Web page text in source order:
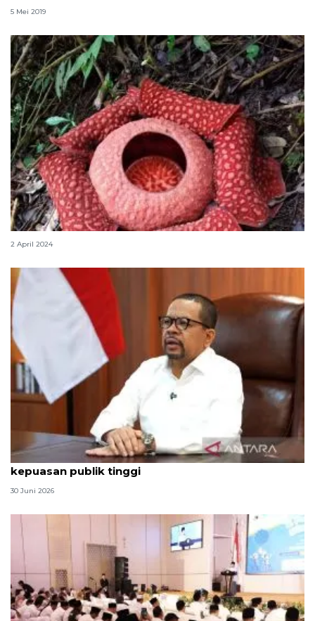
5 Mei 2019
Tiga bunga Rafflesia mekar di Agam jelang Idul Fitri
2 April 2024
Qodari: Pemerintah tak puas diri meski tingkat
kepuasan publik tinggi
30 Juni 2026